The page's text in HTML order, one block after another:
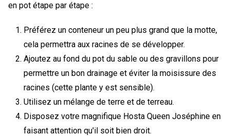
en pot étape par étape :
Préférez un conteneur un peu plus grand que la motte,
cela permettra aux racines de se développer.
Ajoutez au fond du pot du sable ou des gravillons pour
permettre un bon drainage et éviter la moisissure des
racines (cette plante y est sensible).
Utilisez un mélange de terre et de terreau.
Disposez votre magnifique Hosta Queen Joséphine en
faisant attention qu'il soit bien droit.